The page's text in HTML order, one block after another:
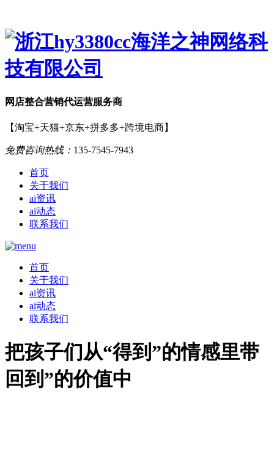
网店整合营销代运营服务商
【淘宝+天猫+京东+拼多多+跨境电商】
免费咨询热线： 135-7545-7943
首页
关于我们
ai资讯
ai动态
联系我们
首页
关于我们
ai资讯
ai动态
联系我们
把孩子们从“得到”的情感里带
回到”的价值中